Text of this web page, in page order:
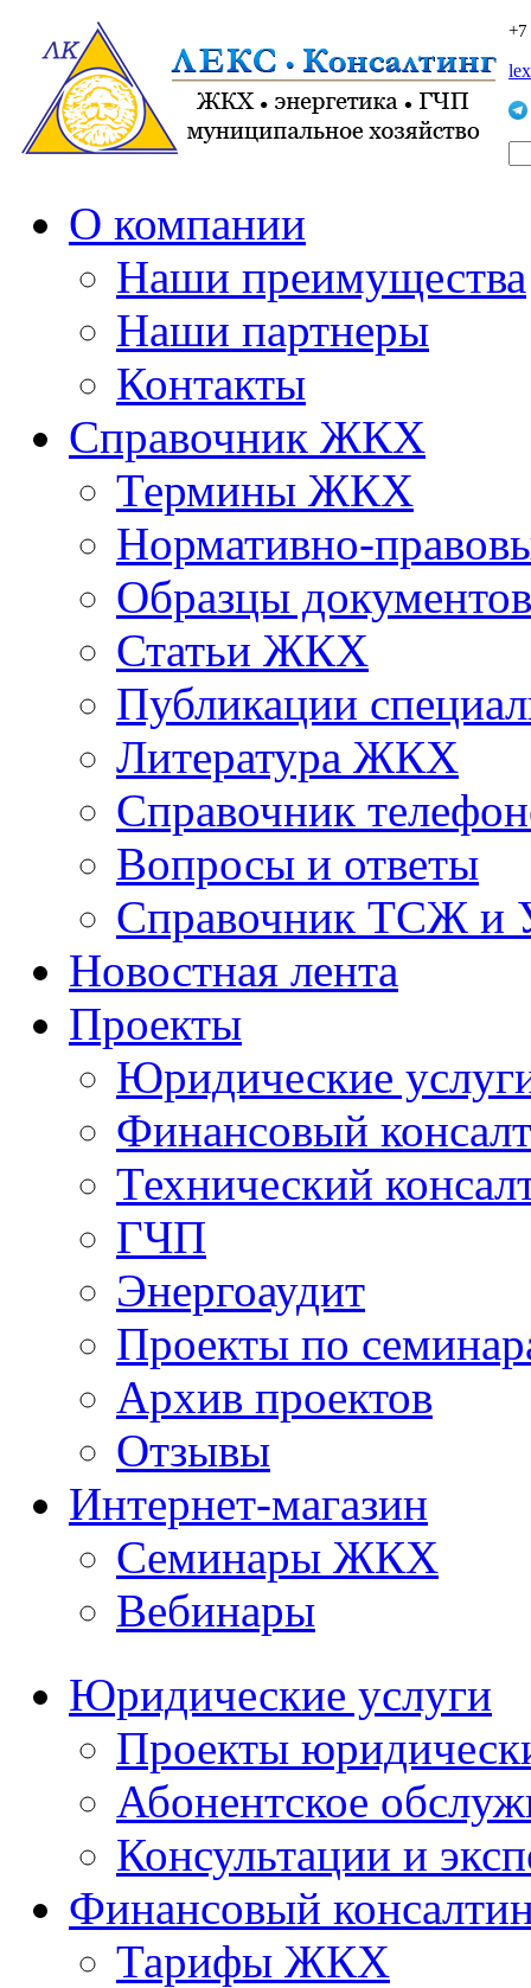
О компании
Наши преимущества
Наши партнеры
Контакты
Справочник ЖКХ
Термины ЖКХ
Нормативно-
Образцы документов
Статьи ЖКХ
Публикации
Литература ЖКХ
Справочник
Вопросы и ответы
Справочник ТСЖ и
Новостная лента
Проекты
Юридические
Финансовый
Технический
ГЧП
Энергоаудит
Проекты по
Архив проектов
Отзывы
Интернет-магазин
Семинары ЖКХ
Вебинары
Юридические услуги
Проекты
Абонентское
Консультации и
Финансовый
Тарифы ЖКХ